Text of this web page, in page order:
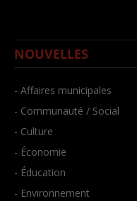
NOUVELLES
- Affaires municipales
- Communauté / Social
- Culture
- Économie
- Éducation
- Environnement